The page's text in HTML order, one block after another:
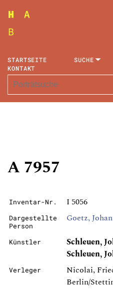
STARTSEITE SUCHE
KONTAKT
A 7957
Inventar-Nr. I 5056
Dargestellte
Person
Goetz,
Künstler
Schleuen,
Schleuen,
Verleger
Nicolai,
Berlin/